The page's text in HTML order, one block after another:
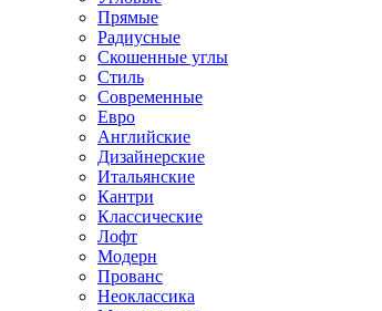
Прямые
Радиусные
Скошенные углы
Стиль
Современные
Евро
Английские
Дизайнерские
Итальянские
Кантри
Классические
Лофт
Модерн
Прованс
Неоклассика